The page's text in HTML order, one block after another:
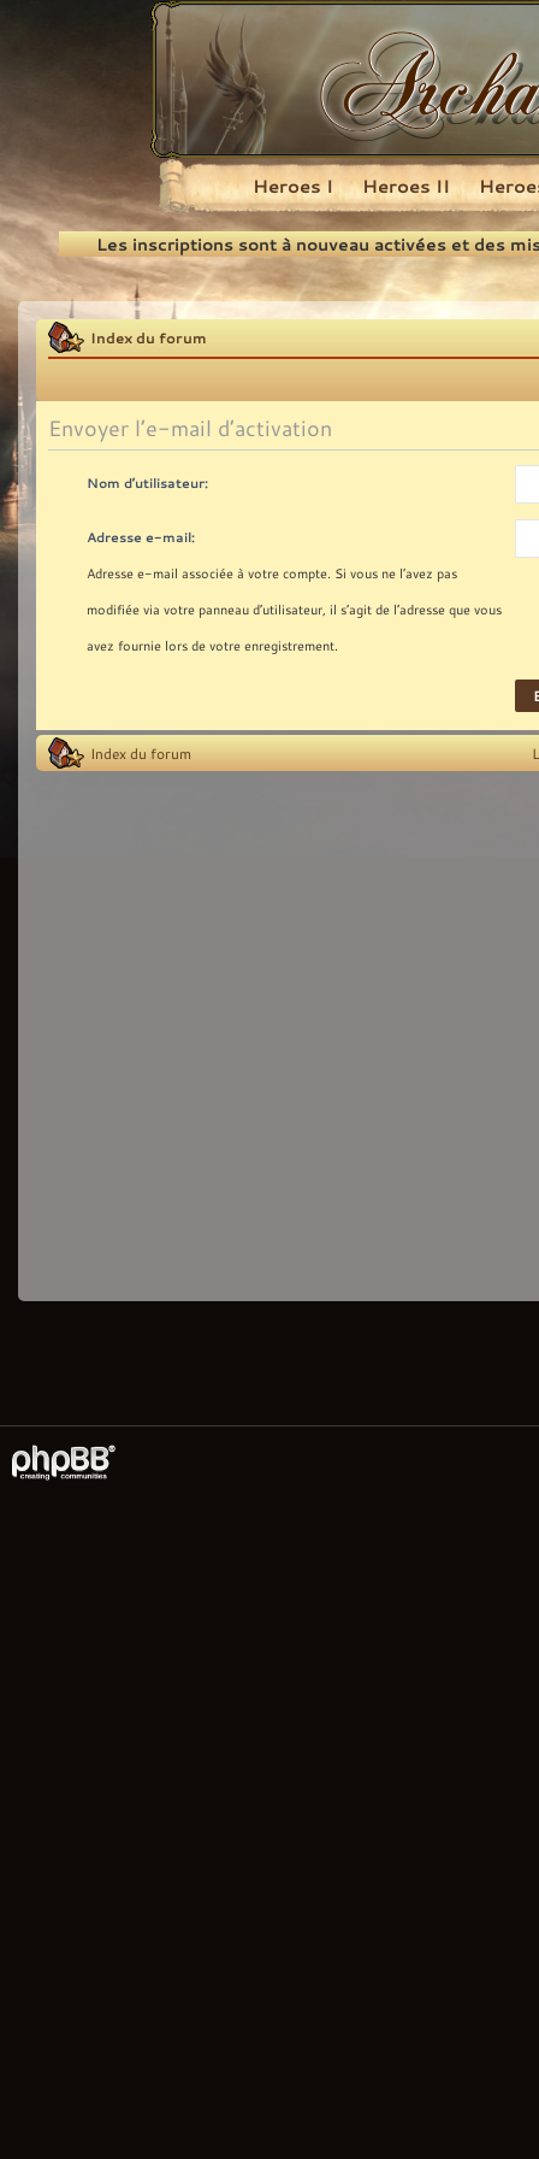
Recherche
Heroes I Heroes II
Les inscriptions sont à nouveau activées et des
Index du forum
Envoyer l’e-mail d’activation
Nom d’utilisateur:
Adresse e-mail:
Adresse e-mail associée à votre compte. Si vous ne l’avez pas
modifiée via votre panneau d’utilisateur, il s’agit de l’adresse que vous
avez fournie lors de votre enregistrement.
Index du forum